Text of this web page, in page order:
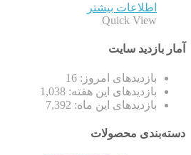
اطلاعات بیشتر
Quick View
آمار بازدید سایت
بازدیدهای امروز: 16
بازدیدهای این هفته: 1,038
بازدیدهای این ماه: 7,392
دسته‌بندی محصولات